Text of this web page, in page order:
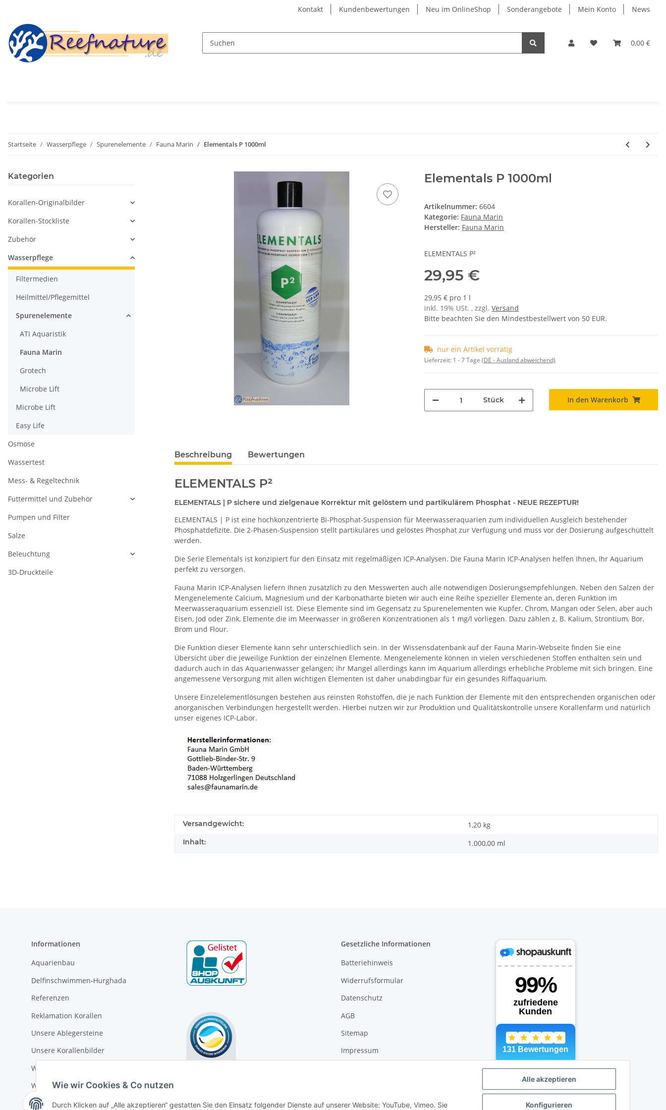
Kontakt Kundenbewertungen Neu im OnlineShop Sonderangebote Mein Konto News
0,00 €
Startseite Wasserpflege Spurenelemente Fauna Marin Elementals P 1000ml
Elementals P 1000ml
Artikelnummer: 6604
Kategorie: Fauna Marin
Hersteller: Fauna Marin
ELEMENTALS P²
29,95 €
29,95 € pro 1 l
inkl. 19% USt. , zzgl. Versand
Bitte beachten Sie den Mindestbestellwert von 50 EUR.
nur ein Artikel vorrätig
Lieferzeit: 1 - 7 Tage (DE - Ausland abweichend)
Stück In den Warenkorb
Beschreibung Bewertungen
ELEMENTALS P²
ELEMENTALS | P sichere und zielgenaue Korrektur mit gelöstem und partikulärem Phosphat - NEUE REZEPTUR!
ELEMENTALS | P ist eine hochkonzentrierte Bi-Phosphat-Suspension für Meerwasseraquarien zum individuellen Ausgleich bestehender
Phosphatdefizite. Die 2-Phasen-Suspension stellt partikuläres und gelöstes Phosphat zur Verfügung und muss vor der Dosierung aufgeschüttelt
werden.
Die Serie Elementals ist konzipiert für den Einsatz mit regelmäßigen ICP-Analysen. Die Fauna Marin ICP-Analysen helfen Ihnen, Ihr Aquarium
perfekt zu versorgen.
Fauna Marin ICP-Analysen liefern Ihnen zusätzlich zu den Messwerten auch alle notwendigen Dosierungsempfehlungen. Neben den Salzen der
Mengenelemente Calcium, Magnesium und der Karbonathärte bieten wir auch eine Reihe spezieller Elemente an, deren Funktion im
Meerwasseraquarium essenziell ist. Diese Elemente sind im Gegensatz zu Spurenelementen wie Kupfer, Chrom, Mangan oder Selen, aber auch
Eisen, Jod oder Zink, Elemente die im Meerwasser in größeren Konzentrationen als 1 mg/l vorliegen. Dazu zählen z. B. Kalium, Strontium, Bor,
Brom und Flour.
Die Funktion dieser Elemente kann sehr unterschiedlich sein. In der Wissensdatenbank auf der Fauna Marin-Webseite finden Sie eine
Übersicht über die jeweilige Funktion der einzelnen Elemente. Mengenelemente können in vielen verschiedenen Stoffen enthalten sein und
dadurch auch in das Aquarienwasser gelangen; ihr Mangel allerdings kann im Aquarium allerdings erhebliche Probleme mit sich bringen. Eine
angemessene Versorgung mit allen wichtigen Elementen ist daher unabdingbar für ein gesundes Riffaquarium.
Unsere Einzelelementlösungen bestehen aus reinsten Rohstoffen, die je nach Funktion der Elemente mit den entsprechenden organischen oder
anorganischen Verbindungen hergestellt werden. Hierbei nutzen wir zur Produktion und Qualitätskontrolle unsere Korallenfarm und natürlich
unser eigenes ICP-Labor.
Versandgewicht: 1,20 kg
Inhalt: 1.000,00 ml
Kategorien
Korallen-Originalbilder
Korallen-Stockliste
Zubehör
Wasserpflege
Filtermedien
Heilmittel/Pflegemittel
Spurenelemente
ATI Aquaristik
Fauna Marin
Grotech
Microbe Lift
Microbe Lift
Easy Life
Osmose
Wassertest
Mess- & Regeltechnik
Futtermittel und Zubehör
Pumpen und Filter
Salze
Beleuchtung
3D-Druckteile
Informationen
Aquarienbau
Delfinschwimmen-Hurghada
Referenzen
Reklamation Korallen
Unsere Ablegersteine
Unsere Korallenbilder
Warum ist Lebendtierversand so teuer ?
Wir über uns
Zahlung und Versand
Gesetzliche Informationen
Batteriehinweis
Widerrufsformular
Datenschutz
AGB
Sitemap
Impressum
Wie wir Cookies & Co nutzen
Durch Klicken auf „Alle akzeptieren“ gestatten Sie den Einsatz folgender Dienste auf unserer Website: YouTube, Vimeo. Sie
Alle akzeptieren
Konfigurieren